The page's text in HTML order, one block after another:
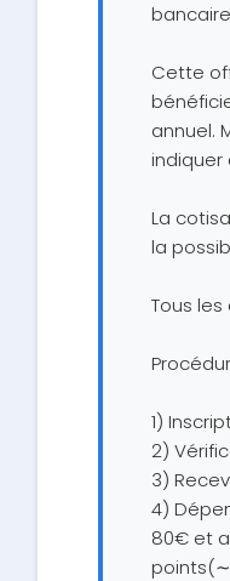
Cette
annuel.
indiquer
La
la
Tous
1)
2)
3)
4)
80€ et